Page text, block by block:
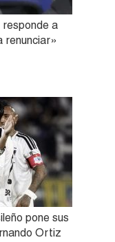
responde a
renunciar»
pone sus
Ortiz